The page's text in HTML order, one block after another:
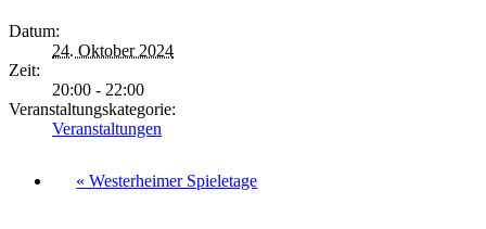
Datum:
24. Oktober 2024
Zeit:
20:00 - 22:00
Veranstaltungskategorie:
Veranstaltungen
« Westerheimer Spieletage